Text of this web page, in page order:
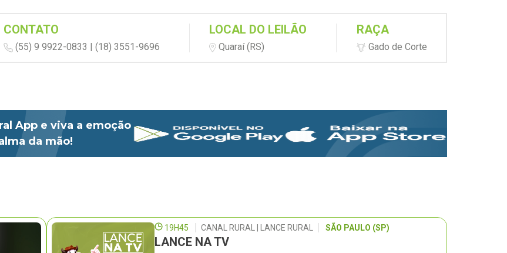
CONTATO
(55) 9 9922-0833 | (18) 3551-9696
LOCAL DO LEILÃO
Quaraí (RS)
RAÇA
Gado de Corte
App e viva a emoção
da mão!
19H45 CANAL RURAL | LANCE RURAL SÃO PAULO (SP)
LANCE NA TV